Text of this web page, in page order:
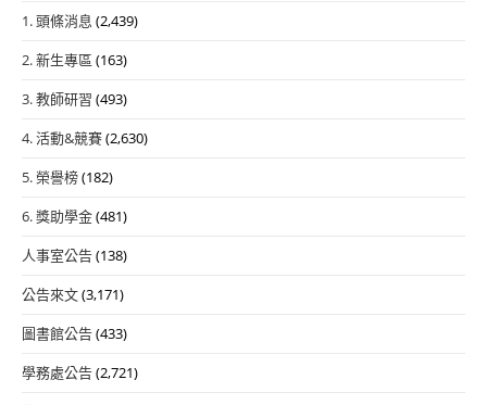
中
賦
優
生
請
業
1. 頭條消息 (2,439)
2. 新生專區 (163)
3. 教師研習 (493)
4. 活動&競賽(2,630)
5. 榮譽榜(182)
6. 獎助學金(481)
人事室公告(138)
公告來文(3,171)
圖書館公告(433)
學務處公告(2,721)